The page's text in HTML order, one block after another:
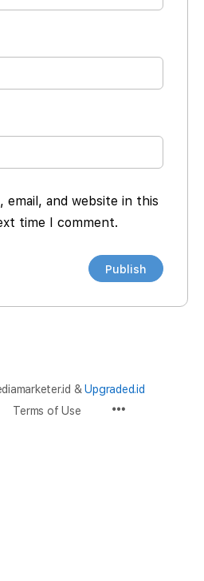
email, and website in this
time I comment.
&Upgraded.id
Terms of Use